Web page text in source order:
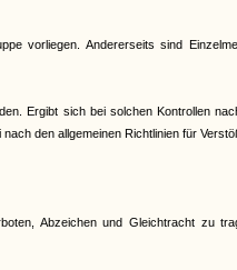
vorliegen. Andererseits sind
Ergibt sich bei solchen Kontrollen
den allgemeinen Richtlinien für
Abzeichen und Gleichtracht zu